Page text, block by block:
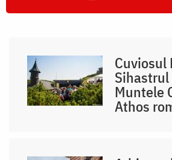
Cuviosul
Muntele
Athos